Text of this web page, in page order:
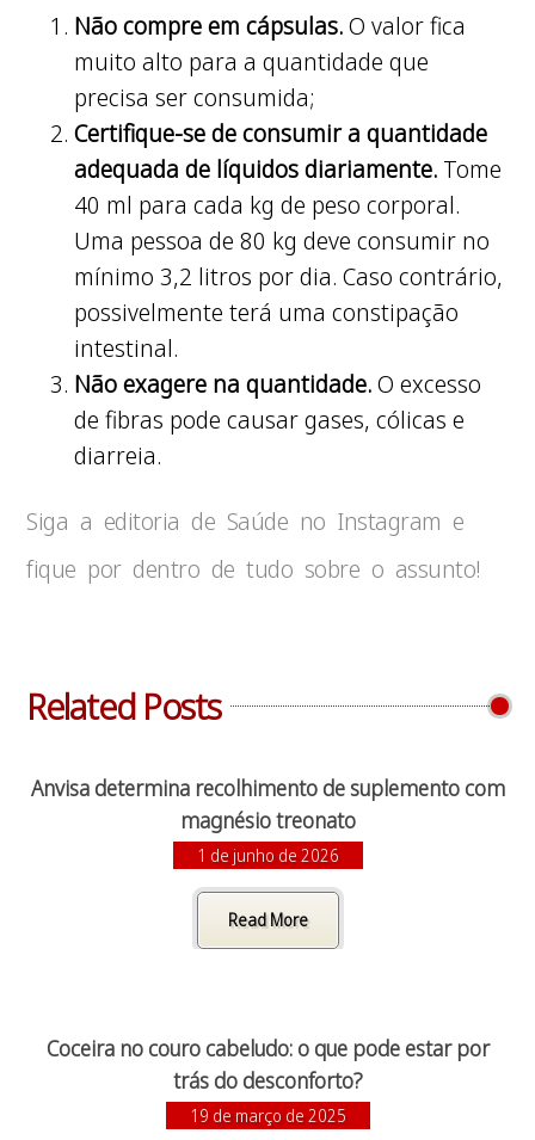
Não compre em cápsulas.O valor fica
muito alto para a quantidade que
precisa ser consumida;
Certifique-se de consumir a quantidade
adequada de líquidos diariamente. Tome
40 ml para cada kg de peso corporal.
Uma pessoa de 80 kg deve consumir no
mínimo 3,2 litros por dia. Caso contrário,
possivelmente terá uma constipação
intestinal.
Não exagere na quantidade.O excesso
de fibras pode causar gases, cólicas e
diarreia.
Siga a editoria de Saúde no Instagram e
fique por dentro de tudo sobre o assunto!
Related Posts
Anvisa determina recolhimento de suplemento com
magnésio treonato
1 de junho de 2026
Read More
Coceira no couro cabeludo: o que pode estar por
trás do desconforto?
19 de março de 2025